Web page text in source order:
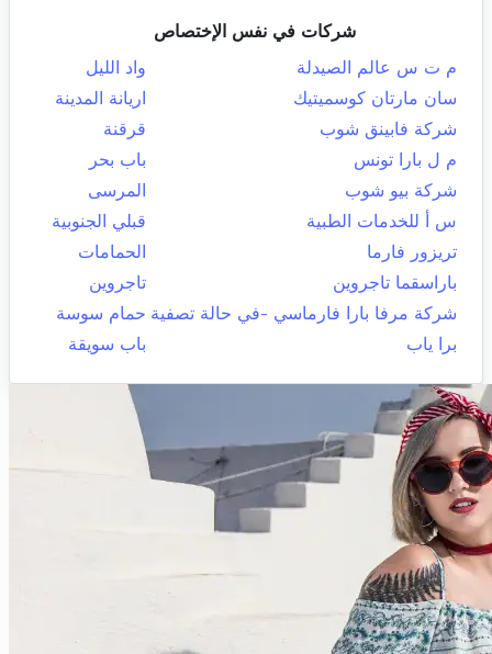
شركات في نفس الإختصاص
م ت س عالم الصيدلة
واد الليل
سان مارتان كوسميتيك
اريانة المدينة
شركة فابينق شوب
قرقنة
م ل بارا تونس
باب بحر
شركة بيو شوب
المرسى
س أ للخدمات الطبية
قبلي الجنوبية
تريزور فارما
الحمامات
باراسقما تاجروين
تاجروين
شركة مرفا بارا فارماسي -في حالة تصفية حمام سوسة
برا ياب
باب سويقة